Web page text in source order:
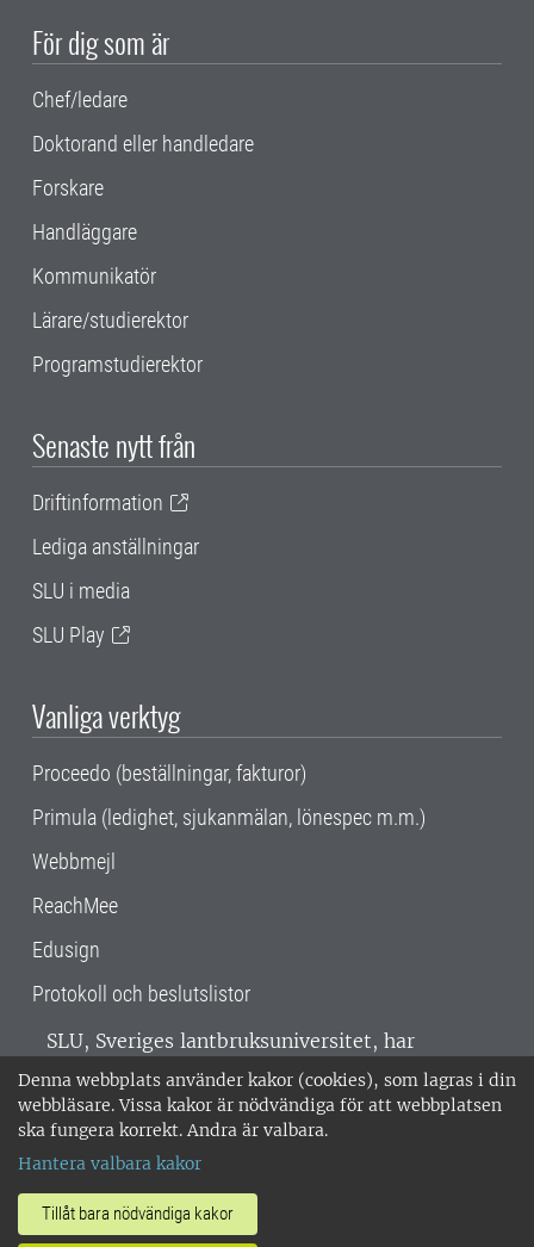
Denna webbplats använder kakor (cookies), som lagras i din
webbläsare. Vissa kakor är nödvändiga för att webbplatsen
ska fungera korrekt. Andra är valbara.
Hantera valbara kakor
Tillåt bara nödvändiga kakor
För dig som är
Chef/ledare
Doktorand eller handledare
Forskare
Handläggare
Kommunikatör
Lärare/studierektor
Programstudierektor
Senaste nytt från
Driftinformation
Lediga anställningar
SLU i media
SLU Play
Vanliga verktyg
Proceedo (beställningar, fakturor)
Primula (ledighet, sjukanmälan, lönespec m.m.)
Webbmejl
ReachMee
Edusign
Protokoll och beslutslistor
SLU, Sveriges lantbruksuniversitet, har
verksamhet över hela Sverige. Huvudorter är
Alnarp, Uppsala och Umeå.SLU är
miljöcertifierat enligt ISO 14001. •
018-67 10 00 • Org nr: 202100-2817 •
Om SLU:s webbplatser
•Hantera kakor•Behandling av